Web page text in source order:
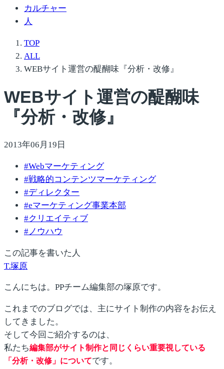
カルチャー
人
TOP
ALL
WEBサイト運営の醍醐味『分析・改修』
WEBサイト運営の醍醐味
『分析・改修』
2013年06月19日
#Webマーケティング
#戦略的コンテンツマーケティング
#ディレクター
#eマーケティング事業本部
#クリエイティブ
#ノウハウ
この記事を書いた人
T.塚原
こんにちは。PPチーム編集部の塚原です。
これまでのブログでは、主にサイト制作の内容をお伝え
してきました。
そして今回ご紹介するのは、
私たち編集部がサイト制作と同じくらい重要視している
「分析・改修」についてです。